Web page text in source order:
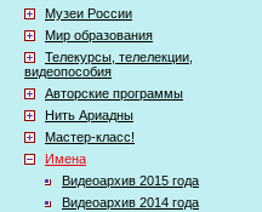
Музеи России
Мир образования
Телекурсы, телелекции,
видеопособия
Авторские программы
Нить Ариадны
Мастер-класс!
Имена
Видеоархив 2015 года
Видеоархив 2014 года